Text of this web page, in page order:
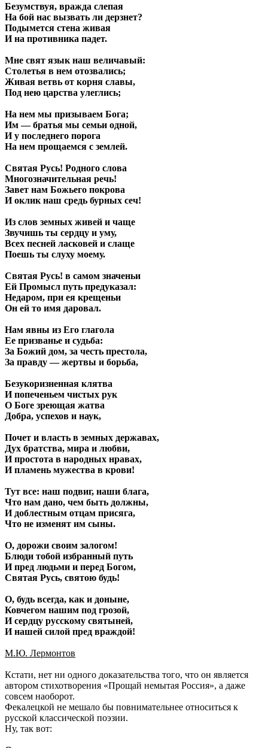
Безумствуя, вражда слепая
На бой нас вызвать ли дерзнет?
Подымется стена живая
И на противника падет.
Мне свят язык наш величавый:
Столетья в нем отозвались;
Живая ветвь от корня славы,
Под нею царства улеглись;
На нем мы призываем Бога;
Им — братья мы семьи одной,
И у последнего порога
На нем прощаемся с землей.
Святая Русь! Родного слова
Многозначительная речь!
Завет нам Божьего покрова
И оклик наш средь бурных сеч!
Из слов земных живей и чаще
Звучишь ты сердцу и уму,
Всех песней ласковей и слаще
Поешь ты слуху моему.
Святая Русь! в самом значеньи
Ей Промысл путь предуказал:
Недаром, при ея крещеньи
Он ей то имя даровал.
Нам явны из Его глагола
Ее призванье и судьба:
За Божий дом, за честь престола,
За правду — жертвы и борьба,
Безукоризненная клятва
И попеченьем чистых рук
О Боге зреющая жатва
Добра, успехов и наук,
Почет и власть в земных державах,
Дух братства, мира и любви,
И простота в народных нравах,
И пламень мужества в крови!
Тут все: наш подвиг, наши блага,
Что нам дано, чем быть должны,
И доблестным отцам присяга,
Что не изменят им сыны.
О, дорожи своим залогом!
Блюди тобой избранный путь
И пред людьми и перед Богом,
Святая Русь, святою будь!
О, будь всегда, как и доныне,
Ковчегом нашим под грозой,
И сердцу русскому святыней,
И нашей силой пред враждой!
М.Ю. Лермонтов
Кстати, нет ни одного доказательства того, что он является
автором стихотворения «Прощай немытая Россия», а даже
совсем наоборот.
Фекалецкой не мешало бы повнимательнее относиться к
русской классической поэзии.
Ну, так вот: